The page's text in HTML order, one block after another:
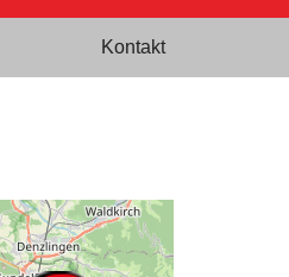
Kontakt